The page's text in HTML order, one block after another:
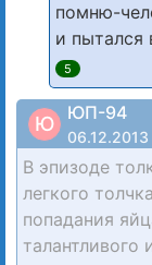
помню-
и пытался
5
Ю ЮП-94
В эпизоде
легкого
попадания
талантливого